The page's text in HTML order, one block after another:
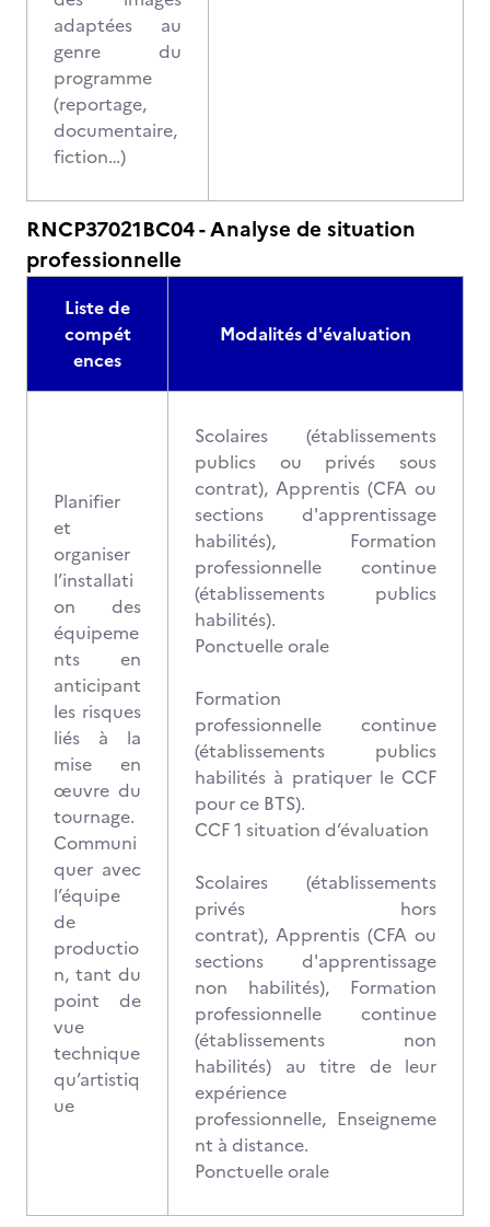
adaptées au
genre du
programme
(reportage,
documentaire,
fiction…)
RNCP37021BC04 - Analyse de situation
professionnelle
Liste de
compét
ences
Modalités d'évaluation
Planifier
et
organiser
l’installati
on des
équipeme
nts en
anticipant
les risques
liés à la
mise en
œuvre du
tournage.
Communi
quer avec
l’équipe
de
productio
n, tant du
point de
vue
technique
qu’artistiq
ue
Scolaires (établissements
publics ou privés sous
contrat), Apprentis (CFA ou
sections d'apprentissage
habilités), Formation
professionnelle continue
(établissements publics
habilités).
Ponctuelle orale
Formation
professionnelle continue
(établissements publics
habilités à pratiquer le CCF
pour ce BTS).
CCF 1 situation d’évaluation
Scolaires (établissements
privés hors
contrat), Apprentis (CFA ou
sections d'apprentissage
non habilités), Formation
professionnelle continue
(établissements non
habilités) au titre de leur
expérience
professionnelle, Enseigneme
nt à distance.
Ponctuelle orale